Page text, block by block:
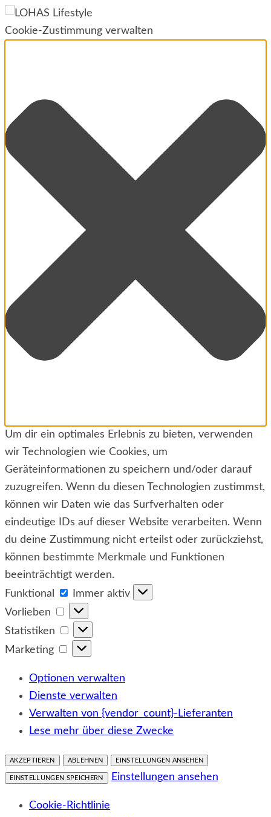
Cookie-Zustimmung verwalten
Um dir ein optimales Erlebnis zu bieten, verwenden
wir Technologien wie Cookies, um
Geräteinformationen zu speichern und/oder darauf
zuzugreifen. Wenn du diesen Technologien zustimmst,
können wir Daten wie das Surfverhalten oder
eindeutige IDs auf dieser Website verarbeiten. Wenn
du deine Zustimmung nicht erteilst oder zurückziehst,
können bestimmte Merkmale und Funktionen
beeinträchtigt werden.
Funktional
Funktional
Immer aktiv
Vorlieben
Vorlieben
Statistiken
Statistiken
Marketing
Marketing
Optionen verwalten
Dienste verwalten
Verwalten von {vendor_count}-Lieferanten
Lese mehr über diese Zwecke
AKZEPTIEREN ABLEHNEN EINSTELLUNGEN ANSEHEN
EINSTELLUNGEN SPEICHERN Einstellungen ansehen
Cookie-Richtlinie